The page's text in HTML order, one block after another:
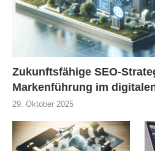
Zukunftsfähige SEO-
Markenführung im
29. Oktober 2025